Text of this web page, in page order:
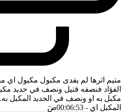
متيم اثرها لم يفدى مكبول مكبول
الفؤاد فنصفه قتيل ونصف في حديد
مكبل به او ونصف في الحديد المكبل
المكبل اي - 00:06:53 ضَ